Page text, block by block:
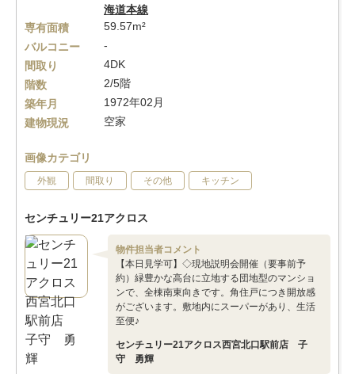
海道本線
専有面積
59.57m²
バルコニー
-
間取り
4DK
階数
2/5階
築年月
1972年02月
建物現況
空家
画像カテゴリ
外観 間取り その他 キッチン
センチュリー21アクロス
物件担当者コメント
【本日見学可】◇現地説明会開催（要事前予
約）緑豊かな高台に立地する団地型のマンショ
ンで、全棟南東向きです。角住戸につき開放感
がございます。敷地内にスーパーがあり、生活
至便♪
センチュリー21アクロス西宮北口駅前店 子
守 勇輝